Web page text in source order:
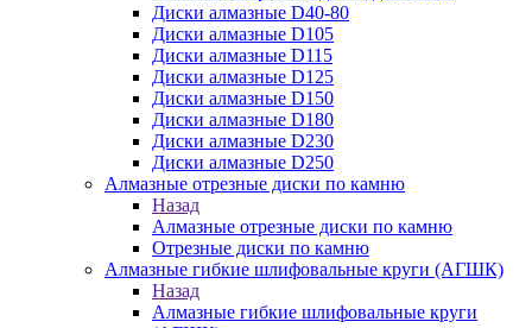
Диски алмазные D40-80
Диски алмазные D105
Диски алмазные D115
Диски алмазные D125
Диски алмазные D150
Диски алмазные D180
Диски алмазные D230
Диски алмазные D250
Алмазные отрезные диски по камню
Назад
Алмазные отрезные диски по камню
Отрезные диски по камню
Алмазные гибкие шлифовальные круги (АГШК)
Назад
Алмазные гибкие шлифовальные круги